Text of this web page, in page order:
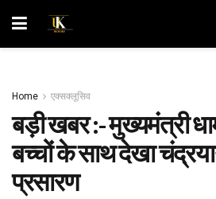
Home एक्सक्लूसिव
बड़ी खबर :- मुख्यमंत्री
बच्चों के साथ देखा
प्रसारण